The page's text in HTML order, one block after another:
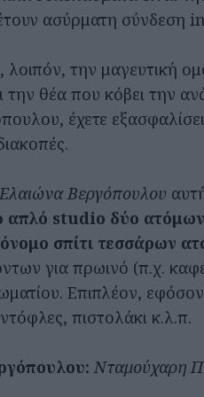
ασύρματη σύνδεση
λοιπόν, την μαγευτική
την θέα που κόβει την
έχετε
Ελαιώνα Βεργόπουλου
απλό studio δύο
σπίτι τεσσάρων
για πρωινό (π.χ.
Επιπλέον,
πιστολάκι κ.λ.π.
Νταμούχαρη